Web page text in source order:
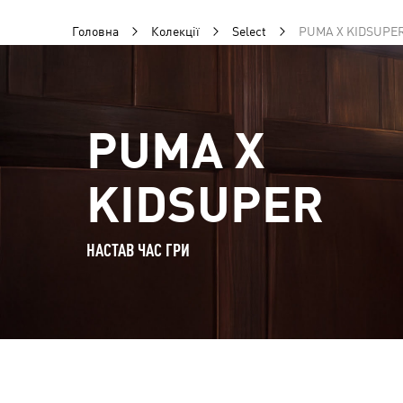
Головна Колекції Select PUMA X
PUMA X
KIDSUPER
НАСТАВ ЧАС ГРИ